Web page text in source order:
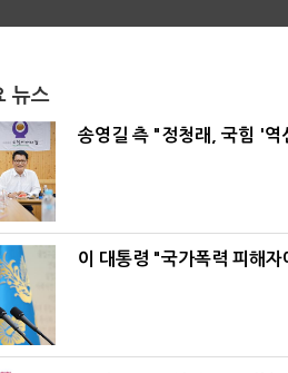
뉴스
송영길 측 "정청래, 국힘 '
이 대통령 "국가폭력 피해